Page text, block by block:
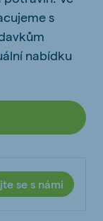
s
nabídku
se s námi